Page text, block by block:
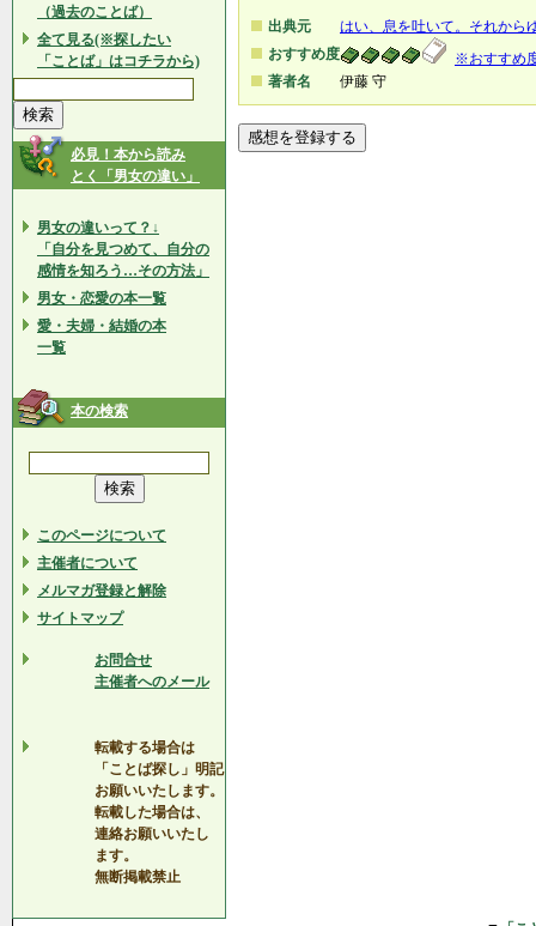
（過去のことば）
全て見る(※探したい
「ことば」はコチラから)
必見！本から読み
とく「男女の違い」
男女の違いって？↓
「自分を見つめて、自分の
感情を知ろう…その方法」
男女・恋愛の本一覧
愛・夫婦・結婚の本
一覧
本の検索
このページについて
主催者について
メルマガ登録と解除
サイトマップ
お問合せ
主催者へのメール
転載する場合は
「ことば探し」明記
お願いいたします。
転載した場合は、
連絡お願いいたし
ます。
無断掲載禁止
出典元
はい、息を吐いて。それから
おすすめ度
※おすすめ
著者名
伊藤 守